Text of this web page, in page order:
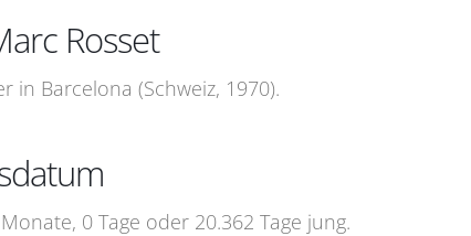
Rosset
in Barcelona (Schweiz, 1970).
0 Tage oder 20.362 Tage jung.